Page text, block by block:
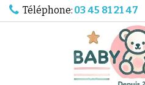
Téléphone: 03 45 81 21 47